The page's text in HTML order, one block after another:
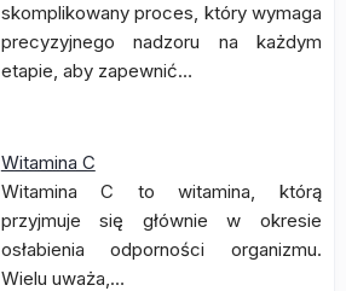
skomplikowany proces, który wymaga
precyzyjnego nadzoru na każdym
etapie, aby zapewnić…
Witamina C
Witamina C to witamina, którą
przyjmuje się głównie w okresie
osłabienia odporności organizmu.
Wielu uważa,…